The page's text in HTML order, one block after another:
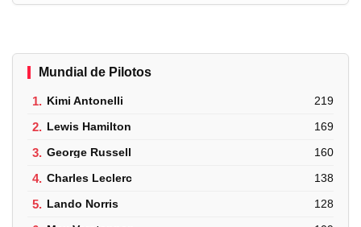
Mundial de Pilotos
1. Kimi Antonelli 219
2. Lewis Hamilton 169
3. George Russell 160
4. Charles Leclerc 138
5. Lando Norris 128